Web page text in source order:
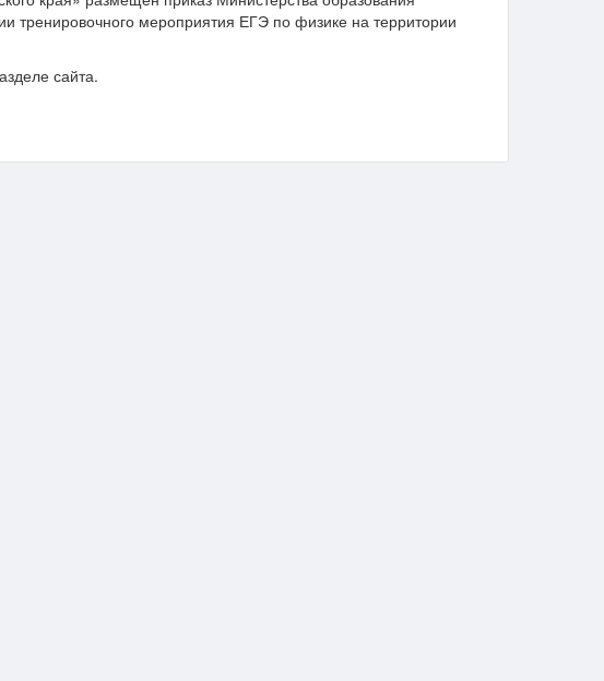
тренировочного мероприятия ЕГЭ по физике на территории
сайта.